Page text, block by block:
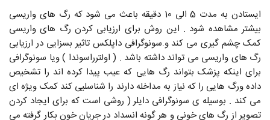
ایستادن به مدت 5 الی 10 دقیقه باعث می شود که رگ های واریسی
بیشتر مشاهده شود . این روش برای ارزیابی کردن رگ های واریسی
کمک چشم گیری می کند و.سونوگرافی داپلکس تاثیر بسزایی در ارزیابی
رگ های واریسی می تواند داشته باشد . ( اولترراسوندا ) ویا سونوگرافی
برای اینکه پزشک بتواند رگ هایی که عیب پیدا کرده اند را تشخیص
داده ورگ هایی را که نیاز به مداخله دارند را شناسلیی کند کمک ویژه ای
می کند . بوسیله ی سونوگرافی دایلر ( روشی است که برای ایجاد کردن
تصویر از رگ های خونی و هر گونه انسداد در جریان خون بکار گرفته می